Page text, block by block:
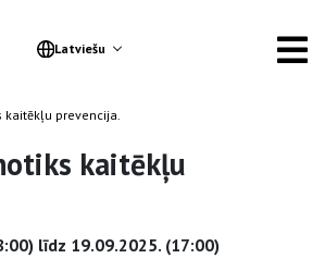
Latviešu
kaitēkļu prevencija.
kaitēkļu
līdz 19.09.2025. (17:00)